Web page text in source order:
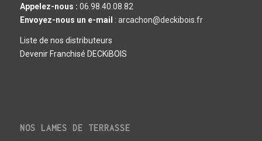
Appelez-nous : 06.98.40.08.82
Envoyez-nous un e-mail : arcachon@deckibois.fr
Liste de nos distributeurs
Devenir Franchisé DECKiBOIS
NOS LAMES DE TERRASSE